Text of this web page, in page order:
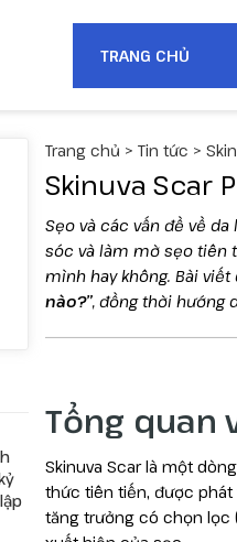
TRANG CHỦ
Trang chủ > Tin tức >
Skinuva Scar
Sẹo và các vấn đề về
sóc và làm mờ sẹo tiên
mình hay không. Bài
nào?”, đồng thời hướng
Tổng quan
Skinuva Scar là một
thức tiên tiến, được phát
tăng trưởng có chọn lọc